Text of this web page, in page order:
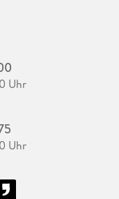
Uhr
Uhr